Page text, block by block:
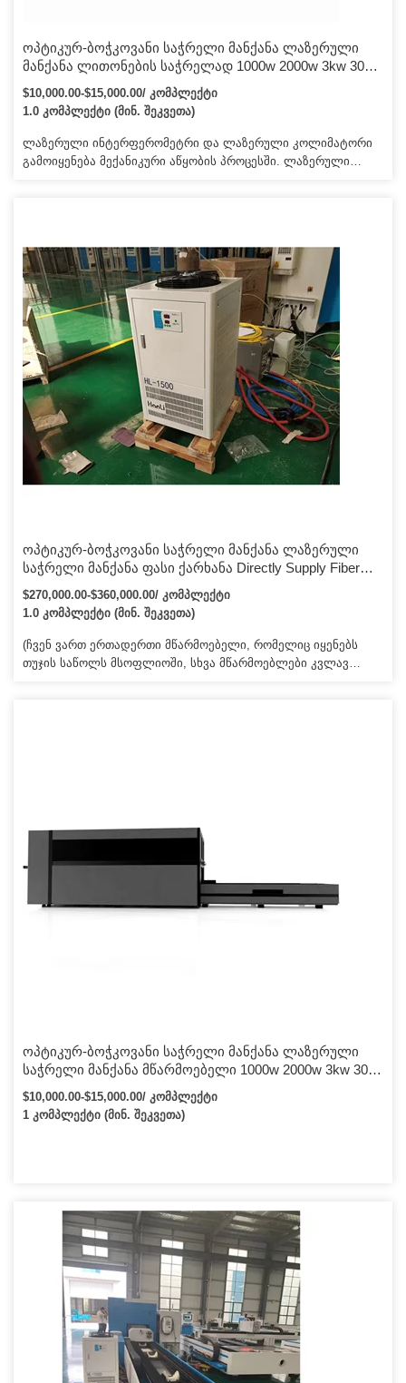
ოპტიკურ-ბოჭკოვანი საჭრელი მანქანა ლაზერული
მანქანა ლითონების საჭრელად 1000w 2000w 3kw 3015
ბოჭკოვანი ოპტიკური აღჭურვილობა Cnc Lazer Cutter
ნახშირბადის ლითონის ბოჭკოვანი ლაზერული
საჭრელი მანქანა უჟანგავი ფოლადის ფურცლისთვის
$10,000.00-$15,000.00/ კომპლექტი
1.0 კომპლექტი (მინ. შეკვეთა)
ლაზერული ინტერფერომეტრი და ლაზერული კოლიმატორი
გამოიყენება მექანიკური აწყობის პროცესში. ლაზერული
ოპტიკურ-ბოჭკოვანი საჭრელი მანქანა ლაზერული
საჭრელი მანქანა ფასი ქარხანა Directly Supply Fiber
Optic Laser ჭრის მანქანა უჟანგავი/ნახშირბადოვანი
ფოლადისთვის 4000W
$270,000.00-$360,000.00/ კომპლექტი
1.0 კომპლექტი (მინ. შეკვეთა)
(ჩვენ ვართ ერთადერთი მწარმოებელი, რომელიც იყენებს
თუჯის საწოლს მსოფლიოში, სხვა მწარმოებლები კვლავ
ოპტიკურ-ბოჭკოვანი საჭრელი მანქანა ლაზერული
საჭრელი მანქანა მწარმოებელი 1000w 2000w 3kw 3015
ბოჭკოვანი მოწყობილობა CNC ლაზერული საჭრელი
ნახშირბადის ლითონის ბოჭკოვანი ლაზერული
საჭრელი მანქანა უჟანგავი ფოლადის ფურცლისთვის
$10,000.00-$15,000.00/ კომპლექტი
1 კომპლექტი (მინ. შეკვეთა)